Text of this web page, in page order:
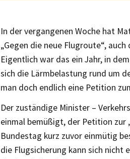
In der vergangenen Woche hat
„Gegen die neue Flugroute“,
Eigentlich war das ein Jahr, in
sich die Lärmbelastung rund um
man doch endlich eine Petition
Der zuständige Minister –
einmal bemüßigt, der Petition zur
Bundestag kurz zuvor einmütig
die Flugsicherung kann sich nicht